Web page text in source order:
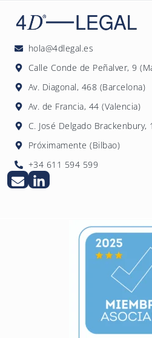
fiscales y de Seguridad
inhabilitada para contratar
Administraciones Públicas.
expire su vigencia, la
proceso de diagnóstico y
nuevo Plan. Además, la
Seguimiento debe reunirse
para evaluar el grado de
medidas.
hola@4dlegal.es
Calle Conde de Peñalver, 9
Av. Diagonal, 468 (Barcelona)
Av. de Francia, 44 (Valencia)
C. José Delgado Brackenbury,
Próximamente (Bilbao)
+34 611 594 599